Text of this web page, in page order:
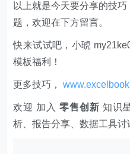
以上就是今天要分享的技
题，欢迎在下方留言。
快来试试吧，小琥
模板福利​​​​！
更多技巧，
欢迎 加入 零售创新 知识
析、报告分享、数据工具讨